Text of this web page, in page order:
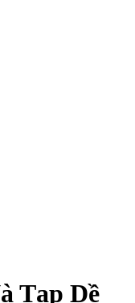
Tạp Dề